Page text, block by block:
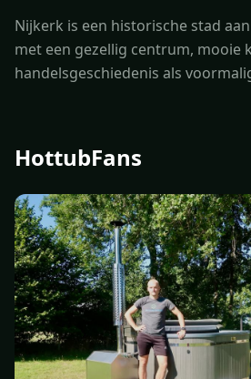
Nijkerk is een historische stad
met een gezellig centrum, mooie
handelsgeschiedenis als
HottubFans